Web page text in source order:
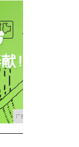
广告